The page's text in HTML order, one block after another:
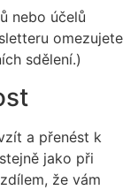
nebo účelů
omezujete
sdělení.)
a přenést k
jako při
že vám